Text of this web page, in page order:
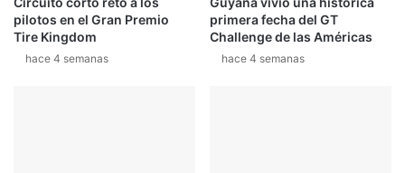
pilotos en el Gran Premio
Tire Kingdom
hace 4 semanas
primera fecha del GT
Challenge de las Américas
hace 4 semanas